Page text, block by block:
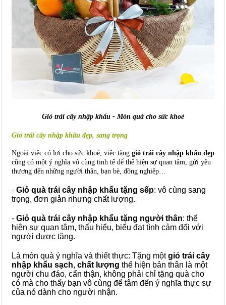
Giỏ trái cây nhập khẩu - Món quà cho sức khoẻ
Giỏ trái cây nhập khẩu đẹp, sang trọng
Ngoài việc có lợi cho sức khoẻ, việc tặng giỏ trái cây nhập khẩu đẹp
cũng có một ý nghĩa vô cùng tinh tế để thể hiện sự quan tâm, gửi yêu
thương đến những người thân, bạn bè, đồng nghiệp…
- Giỏ quà trái cây nhập khẩu tặng sếp: vô cùng sang
trọng, đơn giản nhưng chất lượng.
- Giỏ quà trái cây nhập khẩu tặng người thân: thể
hiện sự quan tâm, thấu hiểu, biểu đạt tình cảm đối với
người được tặng.
Là món quà ý nghĩa và thiết thực: Tặng mộtgiỏ trái cây
nhập khẩu sạch, chất lượng thể hiện bản thân là một
người chu đáo, cẩn thận, không phải chỉ tặng quà cho
có mà cho thấy bạn vô cùng để tâm đến ý nghĩa thực sự
của nó dành cho người nhận.